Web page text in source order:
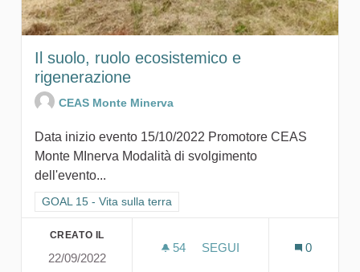
Il suolo, ruolo ecosistemico e
rigenerazione
CEAS Monte Minerva
Data inizio evento 15/10/2022 Promotore CEAS
Monte MInerva Modalità di svolgimento
dell'evento...
Filtra i risultati per categoria: GOAL 15 - Vita sulla terra
GOAL 15 - Vita sulla terra
CREATO IL
22/09/2022
54 54 SOSTENITORI
SEGUI
0